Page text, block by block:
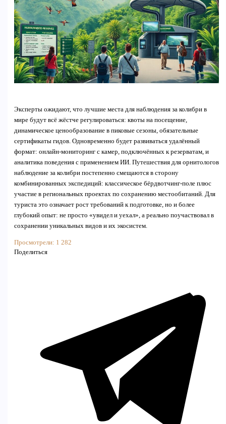
Эксперты ожидают, что лучшие места для наблюдения за колибри в
мире будут всё жёстче регулироваться: квоты на посещение,
динамическое ценообразование в пиковые сезоны, обязательные
сертификаты гидов. Одновременно будет развиваться удалённый
формат: онлайн-мониторинг с камер, подключённых к резерватам, и
аналитика поведения с применением ИИ. Путешествия для орнитологов
наблюдение за колибри постепенно смещаются в сторону
комбинированных экспедиций: классическое бёрдвотчинг-поле плюс
участие в региональных проектах по сохранению местообитаний. Для
туриста это означает рост требований к подготовке, но и более
глубокий опыт: не просто «увидел и уехал», а реально поучаствовал в
сохранении уникальных видов и их экосистем.
Просмотрели: 1 282
Поделиться